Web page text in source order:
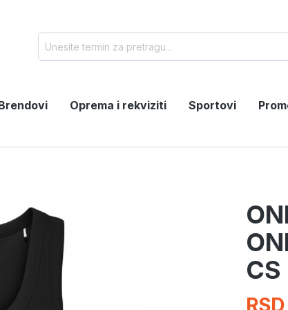
Oprema i rekviziti Sportovi
CS